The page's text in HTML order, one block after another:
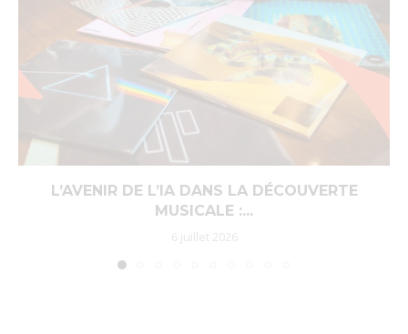
L’AVENIR DE L’IA DANS LA DÉCOUVERTE
MUSICALE :...
6 juillet 2026